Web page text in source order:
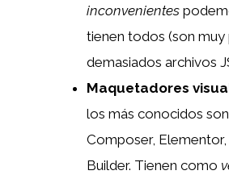
inconvenientes
tienen todos (son muy
demasiados archivos
Maquetadores
los más conocidos son
Composer,
Builder. Tienen como